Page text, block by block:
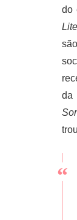
do
da